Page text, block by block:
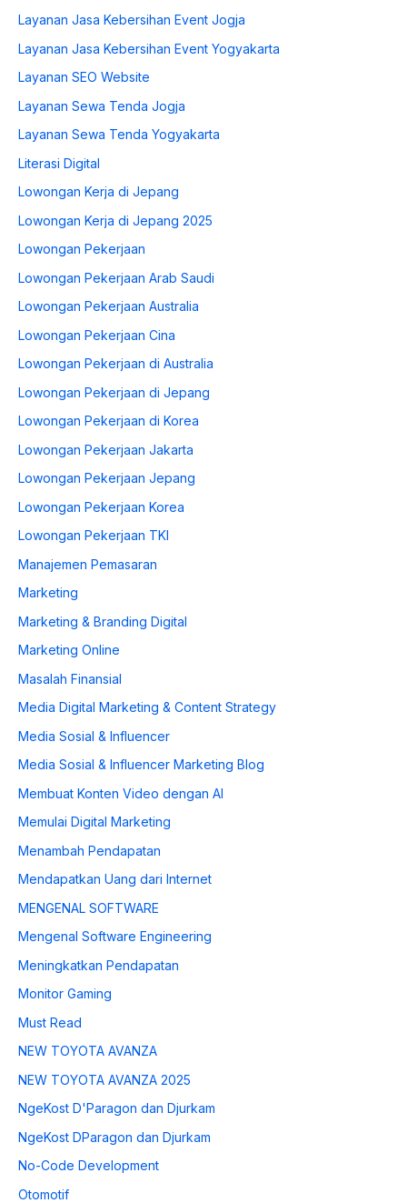
Layanan Jasa Kebersihan Event Jogja
Layanan Jasa Kebersihan Event Yogyakarta
Layanan SEO Website
Layanan Sewa Tenda Jogja
Layanan Sewa Tenda Yogyakarta
Literasi Digital
Lowongan Kerja di Jepang
Lowongan Kerja di Jepang 2025
Lowongan Pekerjaan
Lowongan Pekerjaan Arab Saudi
Lowongan Pekerjaan Australia
Lowongan Pekerjaan Cina
Lowongan Pekerjaan di Australia
Lowongan Pekerjaan di Jepang
Lowongan Pekerjaan di Korea
Lowongan Pekerjaan Jakarta
Lowongan Pekerjaan Jepang
Lowongan Pekerjaan Korea
Lowongan Pekerjaan TKI
Manajemen Pemasaran
Marketing
Marketing & Branding Digital
Marketing Online
Masalah Finansial
Media Digital Marketing & Content Strategy
Media Sosial & Influencer
Media Sosial & Influencer Marketing Blog
Membuat Konten Video dengan AI
Memulai Digital Marketing
Menambah Pendapatan
Mendapatkan Uang dari Internet
MENGENAL SOFTWARE
Mengenal Software Engineering
Meningkatkan Pendapatan
Monitor Gaming
Must Read
NEW TOYOTA AVANZA
NEW TOYOTA AVANZA 2025
NgeKost D'Paragon dan Djurkam
NgeKost DParagon dan Djurkam
No-Code Development
Otomotif